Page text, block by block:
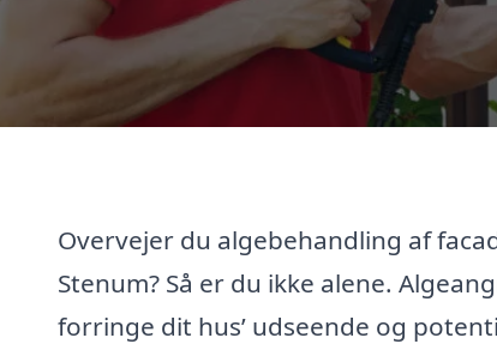
Overvejer du algebehandling af
Stenum? Så er du ikke alene.
forringe dit hus’ udseende og